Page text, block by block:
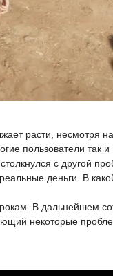
расти, несмотря
пользователи так
с другой
деньги. В
В дальнейшем
некоторые